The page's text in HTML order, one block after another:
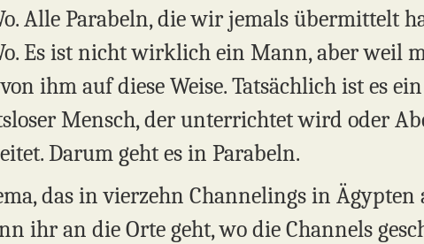
Alle Parabeln, die wir jemals übermittelt
Es ist nicht wirklich ein Mann, aber weil
ihm auf diese Weise. Tatsächlich ist es
Mensch, der unterrichtet wird oder
Darum geht es in Parabeln.
das in vierzehn Channelings in
ihr an die Orte geht, wo die Channels